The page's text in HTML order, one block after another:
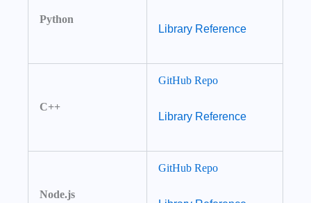
Python
Library Reference
C++
GitHub Repo
Library Reference
Node.js
GitHub Repo